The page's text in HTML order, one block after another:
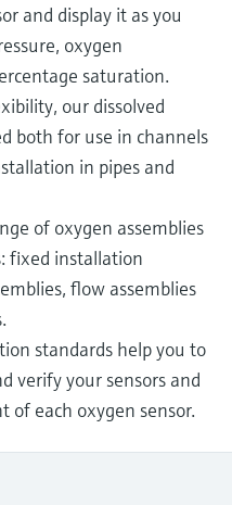
and display it as you
oxygen
saturation.
our dissolved
both for use in channels
in pipes and
of oxygen assemblies
fixed installation
flow assemblies
standards help you to
verify your sensors and
each oxygen sensor.